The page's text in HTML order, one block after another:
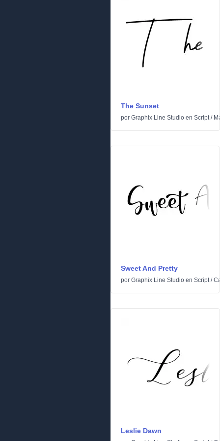
The Sunset
por Graphix Line Studio en Script/
Sweet And Pretty
por Graphix Line Studio en Script/
Leslie Dawn